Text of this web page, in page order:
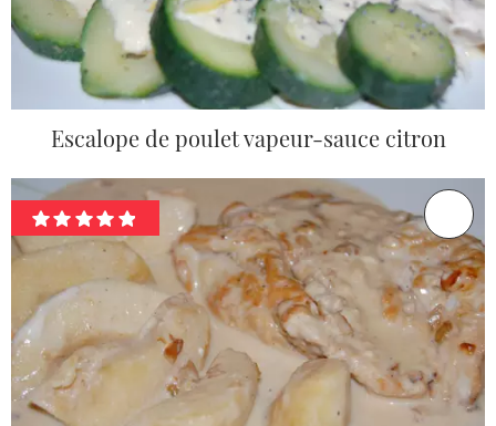
Escalope de poulet vapeur-sauce citron